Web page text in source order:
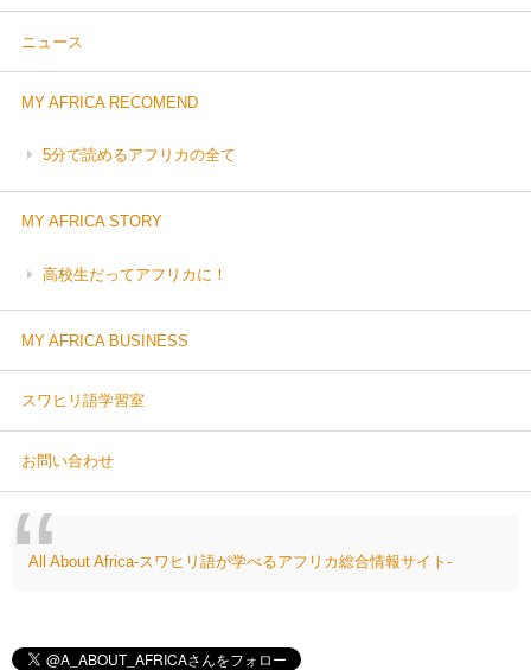
ニュース
MY AFRICA RECOMEND
5分で読めるアフリカの全て
MY AFRICA STORY
高校生だってアフリカに！
MY AFRICA BUSINESS
スワヒリ語学習室
お問い合わせ
All About Africa-スワヒリ語が学べるアフリカ総合情報サイト-